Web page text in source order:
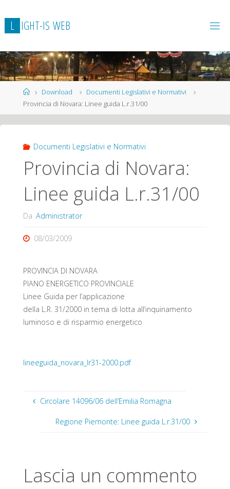
L IGHT-IS WEB
HomeDownload
Documenti Legislativi e Normativi
Provincia di Novara: Linee guida L.r.31/00
Documenti Legislativi e Normativi
Provincia di Novara:
Linee guida L.r.31/00
Da Administrator
08/03/2009
PROVINCIA DI NOVARA
PIANO ENERGETICO PROVINCIALE
Linee Guida per l’applicazione
della L.R. 31/2000 in tema di lotta all’inquinamento
luminoso e di risparmio energetico
lineeguida_novara_lr31-2000.pdf
Circolare 14096/06 dell’Emilia Romagna
Regione Piemonte: Linee guida L.r.31/00
Lascia un commento